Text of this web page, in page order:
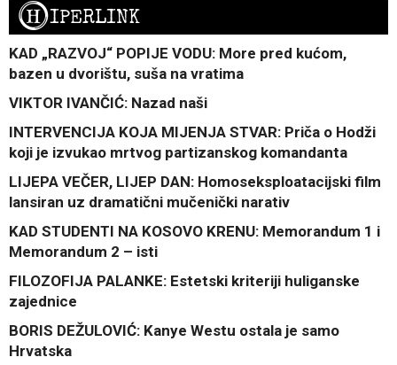
HIPERLINK
KAD „RAZVOJ“ POPIJE VODU: More pred kućom,
bazen u dvorištu, suša na vratima
VIKTOR IVANČIĆ: Nazad naši
INTERVENCIJA KOJA MIJENJA STVAR: Priča o Hodži
koji je izvukao mrtvog partizanskog komandanta
LIJEPA VEČER, LIJEP DAN: Homoseksploatacijski film
lansiran uz dramatični mučenički narativ
KAD STUDENTI NA KOSOVO KRENU: Memorandum 1 i
Memorandum 2 – isti
FILOZOFIJA PALANKE: Estetski kriteriji huliganske
zajednice
BORIS DEŽULOVIĆ: Kanye Westu ostala je samo
Hrvatska